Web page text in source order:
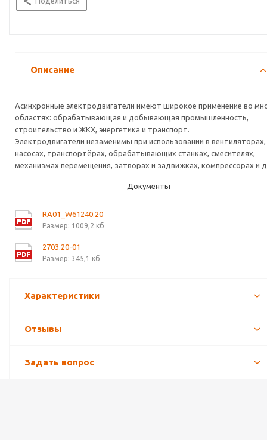
Описание
Асинхронные электродвигатели имеют широкое применение во
областях: обрабатывающая и добывающая промышленность,
строительство и ЖКХ, энергетика и транспорт.
Электродвигатели незаменимы при использовании в вентиляторах,
насосах, транспортёрах, обрабатывающих станках, смесителях,
механизмах перемещения, затворах и задвижках, компрессорах и
Документы
RA01_W61240.20
Размер: 1009,2 кб
2703.20-01
Размер: 345,1 кб
Характеристики
Отзывы
Задать вопрос